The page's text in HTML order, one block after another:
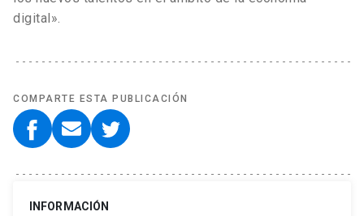
digital».
COMPARTE ESTA PUBLICACIÓN
INFORMACIÓN